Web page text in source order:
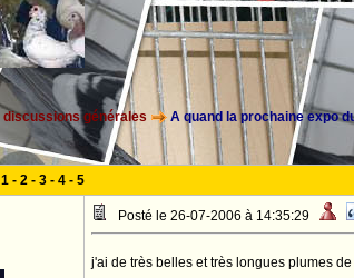
discussions générales A quand la prochaine expo
1- 2- 3- 4- 5
Posté le 26-07-2006 à 14:35:29
j'ai de très belles et très longues plumes